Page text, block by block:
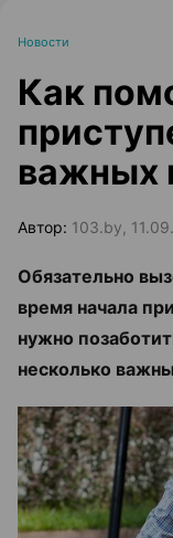
Новости
Как
важных
Автор: 103.by,
Обязательно
время начала
нужно
несколько